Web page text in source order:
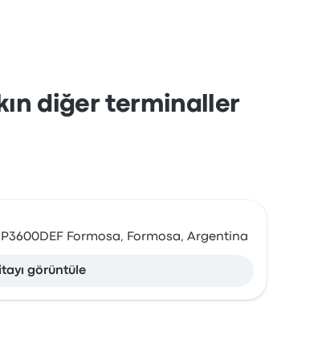
diğer terminaller
Formosa, Formosa, Argentina
görüntüle